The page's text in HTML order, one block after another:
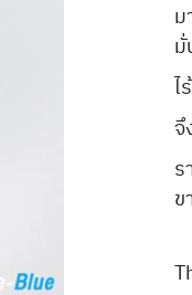
มั่
ไ
จึ
ข